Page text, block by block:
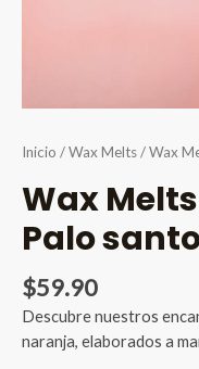
Inicio /Wax Melts/ Wax
Wax
Palo
$59.90
Descubre nuestros
naranja, elaborados a